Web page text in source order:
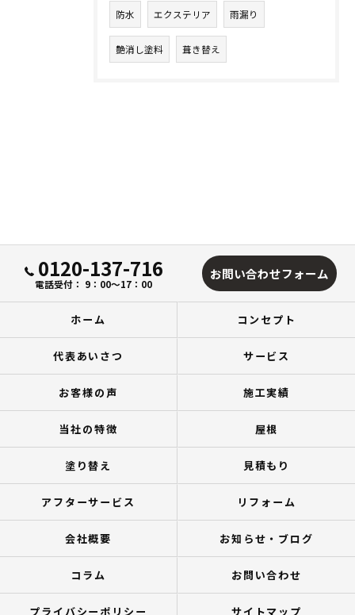
防水 エクステリア 雨漏り
艶消し塗料 葺き替え
0120-137-716
電話受付： 9：00～17：00
お問い合わせフォーム
ホーム コンセプト
代表あいさつ サービス
お客様の声 施工実績
当社の特徴 屋根
塗り替え 見積もり
アフターサービス リフォーム
会社概要 お知らせ・ブログ
コラム お問い合わせ
プライバシーポリシー サイトマップ